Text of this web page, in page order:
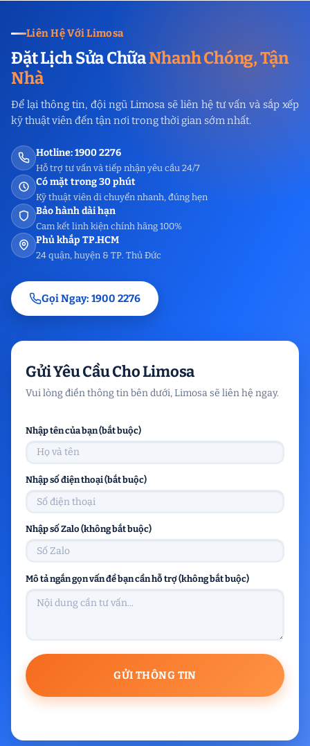
Liên Hệ Với Limosa
Đặt Lịch Sửa ChữaNhanh Chóng, Tận
Nhà
Để lại thông tin, đội ngũ Limosa sẽ liên hệ tư vấn và sắp xếp
kỹ thuật viên đến tận nơi trong thời gian sớm nhất.
Hotline: 1900 2276
Hỗ trợ tư vấn và tiếp nhận yêu cầu 24/7
Có mặt trong 30 phút
Kỹ thuật viên di chuyển nhanh, đúng hẹn
Bảo hành dài hạn
Cam kết linh kiện chính hãng 100%
Phủ khắp TP.HCM
24 quận, huyện & TP. Thủ Đức
Gọi Ngay: 1900 2276
Gửi Yêu Cầu Cho Limosa
Vui lòng điền thông tin bên dưới, Limosa sẽ liên hệ ngay.
Nhập tên của bạn (bắt buộc)
Nhập số điện thoại (bắt buộc)
Nhập số Zalo (không bắt buộc)
Mô tả ngắn gọn vấn đề bạn cần hỗ trợ (không bắt buộc)